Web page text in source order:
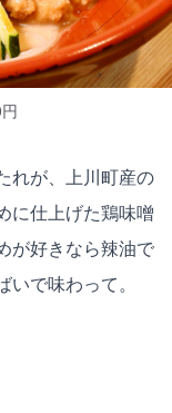
れが、上川町産の
に仕上げた鶏味噌
が好きなら辣油で
で味わって。